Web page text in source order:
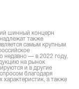
шинный концерн
также
самым крупным
недавно — в 2022 году,
на рынок
и в другие
благодаря
а также